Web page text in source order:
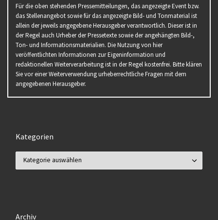
Für die oben stehenden Pressemitteilungen, das angezeigte Event bzw.
das Stellenangebot sowie für das angezeigte Bild- und Tonmaterial ist
allein der jeweils angegebene Herausgeber verantwortlich. Dieser ist in
der Regel auch Urheber der Pressetexte sowie der angehängten Bild-,
Ton- und Informationsmaterialien. Die Nutzung von hier
veröffentlichten Informationen zur Eigeninformation und
redaktionellen Weiterverarbeitung ist in der Regel kostenfrei. Bitte klären
Sie vor einer Weiterverwendung urheberrechtliche Fragen mit dem
angegebenen Herausgeber.
Kategorien
Archiv